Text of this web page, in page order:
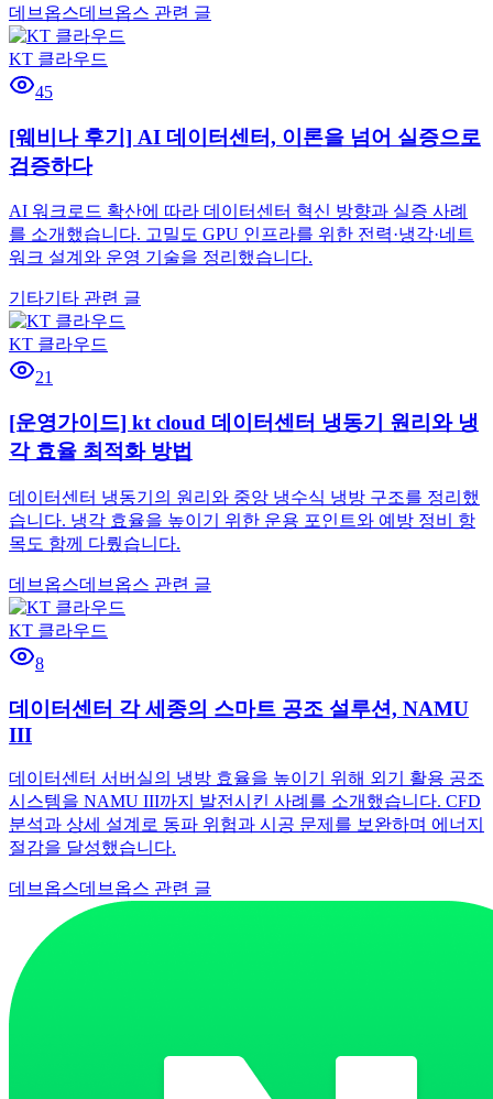
데브옵스데브옵스 관련 글
KT 클라우드
45
[웨비나 후기] AI 데이터센터, 이론을 넘어 실증으로
검증하다
AI 워크로드 확산에 따라 데이터센터 혁신 방향과 실증 사례
를 소개했습니다. 고밀도 GPU 인프라를 위한 전력·냉각·네트
워크 설계와 운영 기술을 정리했습니다.
기타기타 관련 글
KT 클라우드
21
[운영가이드] kt cloud 데이터센터 냉동기 원리와 냉
각 효율 최적화 방법
데이터센터 냉동기의 원리와 중앙 냉수식 냉방 구조를 정리했
습니다. 냉각 효율을 높이기 위한 운용 포인트와 예방 정비 항
목도 함께 다뤘습니다.
데브옵스데브옵스 관련 글
KT 클라우드
8
데이터센터 각 세종의 스마트 공조 설루션, NAMU
III
데이터센터 서버실의 냉방 효율을 높이기 위해 외기 활용 공조
시스템을 NAMU III까지 발전시킨 사례를 소개했습니다. CFD
분석과 상세 설계로 동파 위험과 시공 문제를 보완하며 에너지
절감을 달성했습니다.
데브옵스데브옵스 관련 글